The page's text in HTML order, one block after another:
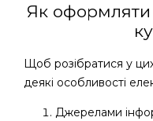
Як оформляти
Щоб розібратися у
деякі особливості
Джерелами